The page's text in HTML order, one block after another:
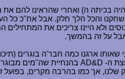
בכיתה ה) ואחרי שהראינו להם את
והכל הלך חלק. אבל אח"כ כל
ולא היינו צריכים את
על זה בהמשך.
ארגנו כמה חבר'ה בוגרים
ה- AD&D בהנחיית שה"מים
שלנו, אך כמו בהרבה מקרים,